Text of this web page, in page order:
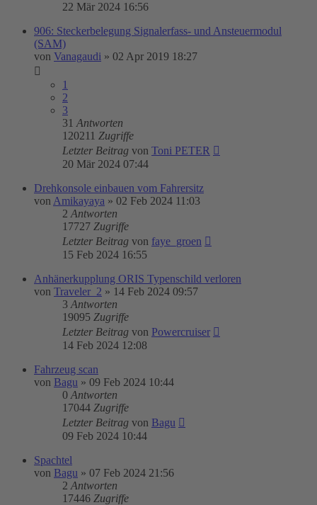
22 Mär 2024 16:56
906: Steckerbelegung Signalerfass- und Ansteuermodul
(SAM)
von Vanagaudi » 02 Apr 2019 18:27
1
2
3
31 Antworten
120211 Zugriffe
Letzter Beitrag von Toni PETER
20 Mär 2024 07:44
Drehkonsole einbauen vom Fahrersitz
von Amikayaya » 02 Feb 2024 11:03
2 Antworten
17727 Zugriffe
Letzter Beitrag von faye_groen
15 Feb 2024 16:55
Anhänerkupplung ORIS Typenschild verloren
von Traveler_2 » 14 Feb 2024 09:57
3 Antworten
19095 Zugriffe
Letzter Beitrag von Powercruiser
14 Feb 2024 12:08
Fahrzeug scan
von Bagu » 09 Feb 2024 10:44
0 Antworten
17044 Zugriffe
Letzter Beitrag von Bagu
09 Feb 2024 10:44
Spachtel
von Bagu » 07 Feb 2024 21:56
2 Antworten
17446 Zugriffe